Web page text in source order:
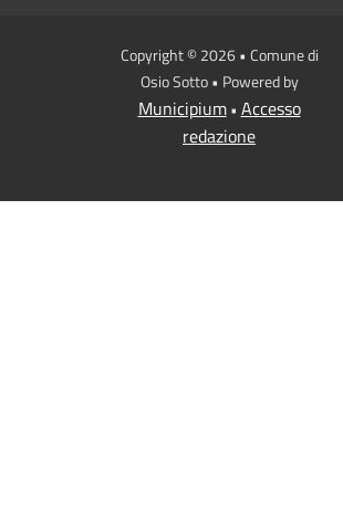
Copyright © 2026 • Comune di
Osio Sotto • Powered by
Municipium• Accesso
redazione